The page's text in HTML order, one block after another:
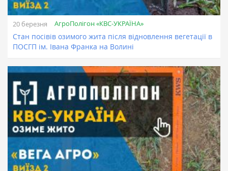
20 березня АгроПолігон «КВС-УКРАЇНА»
Стан посівів озимого жита після відновлення вегетації в
ПОСГП ім. Івана Франка на Волині